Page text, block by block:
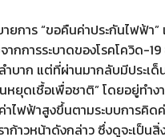
การ “ขอคืนค่าประกันไฟฟ้า”
ากการระบาดของโรคโควิด
บาก แต่ที่ผ่านมากลับมีประเ
หยุดเชื้อเพื่อชาติ” โดยอยู่ทำ
ไฟฟ้าสูงขึ้นตามระบบการคิด
าก้าวหน้าดังกล่าว ซึ่งดูจะเ